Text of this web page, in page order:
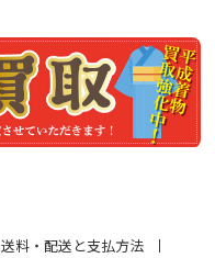
送料・配送と支払方法